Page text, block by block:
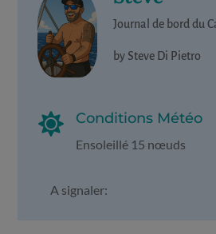
Journal de bord du
by Steve Di Pietro
 Conditions Météo
Ensoleillé 15 nœuds
A signaler: